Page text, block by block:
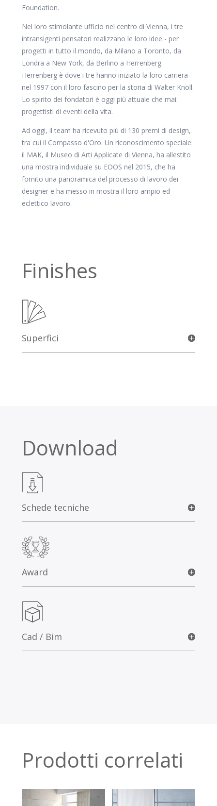
Foundation.
Nel loro stimolante ufficio nel centro di Vienna, i tre
intransigenti pensatori realizzano le loro idee - per
progetti in tutto il mondo, da Milano a Toronto, da
Londra a New York, da Berlino a Herrenberg.
Herrenberg è dove i tre hanno iniziato la loro carriera
nel 1997 con il loro fascino per la storia di Walter Knoll.
Lo spirito dei fondatori è oggi più attuale che mai:
progettisti di eventi della vita.
Ad oggi, il team ha ricevuto più di 130 premi di design,
tra cui il Compasso d'Oro. Un riconoscimento speciale:
il MAK, il Museo di Arti Applicate di Vienna, ha allestito
una mostra individuale su EOOS nel 2015, che ha
fornito una panoramica del processo di lavoro dei
designer e ha messo in mostra il loro ampio ed
eclettico lavoro.
Finishes
Superfici
Download
Schede tecniche
Award
Cad / Bim
Prodotti correlati